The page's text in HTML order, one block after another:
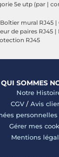
5e utp (par |
Boîtier mural RJ45 |
de paires RJ45 |
RJ45
QUI SOMMES
Notre
CGV/ Avis
personnelles
Gérer mes
Mentions